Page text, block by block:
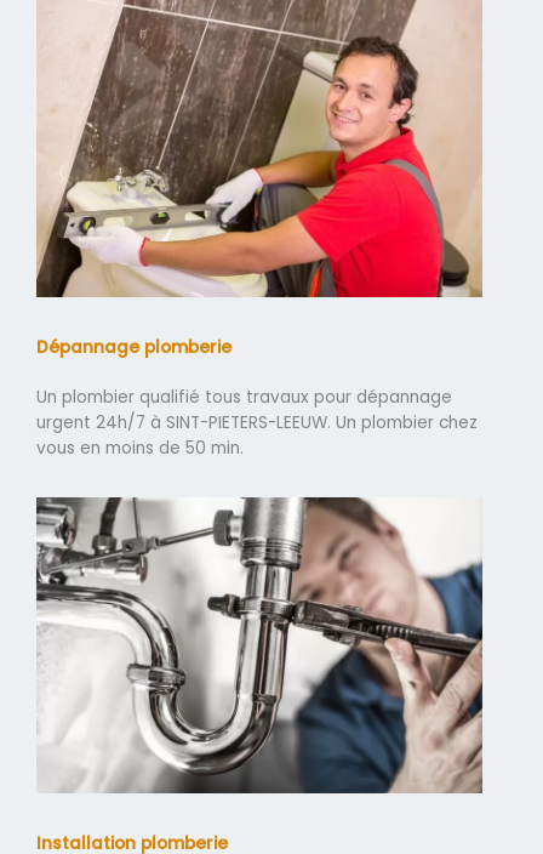
Dépannage plomberie
Un plombier qualifié tous travaux pour dépannage
urgent 24h/7 à SINT-PIETERS-LEEUW. Un plombier chez
vous en moins de 50 min.
Installation plomberie